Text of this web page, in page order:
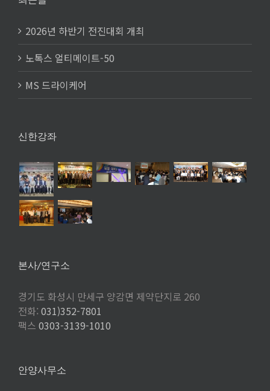
2026년 하반기 전진대회 개최
노톡스 얼티메이트-50
MS 드라이케어
신한강좌
본사/연구소
경기도 화성시 만세구 양감면 제약단지로 260
전화: 031)352-7801
팩스 0303-3139-1010
안양사무소